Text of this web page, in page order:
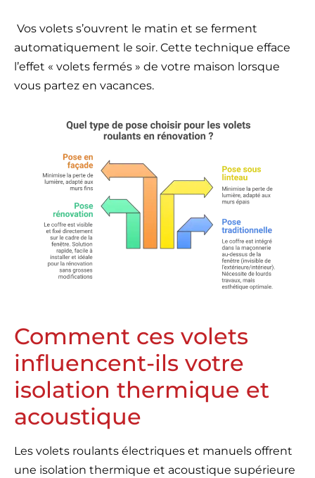
Vos volets s’ouvrent le matin et se ferment
automatiquement le soir. Cette technique efface
l’effet « volets fermés » de votre maison lorsque
vous partez en vacances.
Comment ces volets
influencent-ils votre
isolation thermique et
acoustique
Les volets roulants électriques et manuels offrent
une isolation thermique et acoustique supérieure